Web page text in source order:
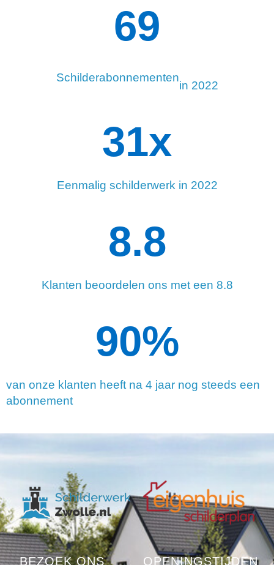
Schilderabonnementen
in 2022
114
Eenmalig schilderwerk in 2022
34x
Klanten beoordelen ons met een 8.8
8.8
van onze klanten heeft na 4 jaar nog steeds een
abonnement
90%
BEZOEK ONS OPENINGSTIJDEN